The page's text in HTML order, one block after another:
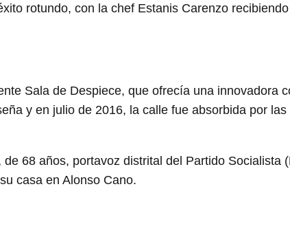
rotundo, con la chef Estanis Carenzo
Sala de Despiece, que ofrecía una innovadora
y en julio de 2016, la calle fue absorbida por
68 años, portavoz distrital del Partido Socialista
casa en Alonso Cano.